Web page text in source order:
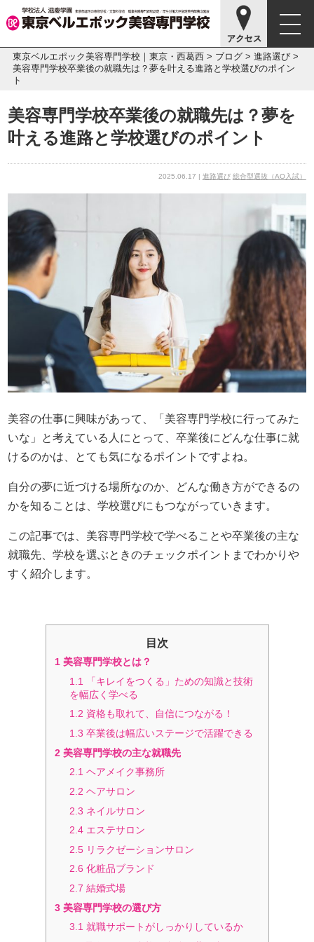
東京ベルエポック美容専門学校｜東京・西葛西> ブログ> 進路選び>
美容専門学校卒業後の就職先は？夢を叶える進路と学校選びのポイン
ト
美容専門学校卒業後の就職先は？夢を
叶える進路と学校選びのポイント
2025.06.17 | 進路選び 総合型選抜（AO入試）
美容の仕事に興味があって、「美容専門学校に行ってみた
いな」と考えている人にとって、卒業後にどんな仕事に就
けるのかは、とても気になるポイントですよね。
自分の夢に近づける場所なのか、どんな働き方ができるの
かを知ることは、学校選びにもつながっていきます。
この記事では、美容専門学校で学べることや卒業後の主な
就職先、学校を選ぶときのチェックポイントまでわかりや
すく紹介します。
目次
1美容専門学校とは？
1.1
「キレイをつくる」ための知識と技術
を幅広く学べる
1.2 資格も取れて、自信につながる！
1.3 卒業後は幅広いステージで活躍できる
2美容専門学校の主な就職先
2.1 ヘアメイク事務所
2.2 ヘアサロン
2.3 ネイルサロン
2.4 エステサロン
2.5 リラクゼーションサロン
2.6 化粧品ブランド
2.7 結婚式場
3美容専門学校の選び方
3.1 就職サポートがしっかりしているか